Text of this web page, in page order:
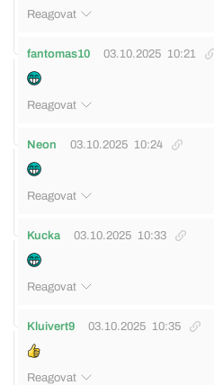
Reagovat
fantomas10 03.10.2025 10:21
Reagovat
Neon 03.10.2025 10:24
Reagovat
Kucka 03.10.2025 10:33
Reagovat
Kluivert9 03.10.2025 10:35
Reagovat